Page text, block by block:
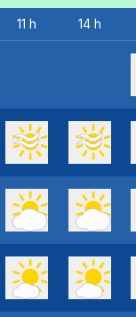
11 h 14 h